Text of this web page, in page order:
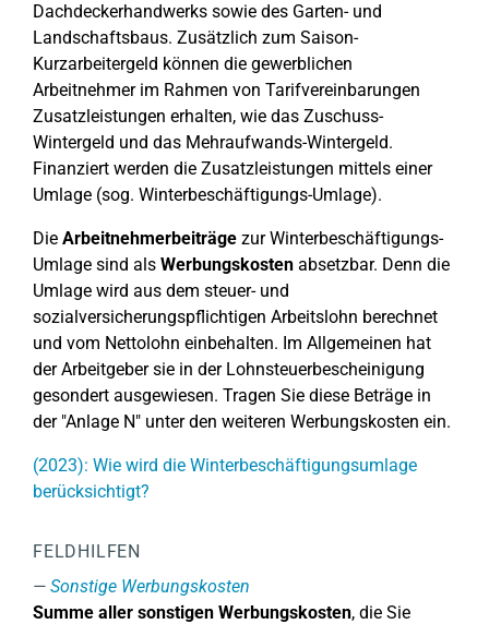
Dachdeckerhandwerks sowie des Garten- und
Landschaftsbaus. Zusätzlich zum Saison-
Kurzarbeitergeld können die gewerblichen
Arbeitnehmer im Rahmen von Tarifvereinbarungen
Zusatzleistungen erhalten, wie das Zuschuss-
Wintergeld und das Mehraufwands-Wintergeld.
Finanziert werden die Zusatzleistungen mittels einer
Umlage (sog. Winterbeschäftigungs-Umlage).
Die Arbeitnehmerbeiträge zur Winterbeschäftigungs-
Umlage sind als Werbungskosten absetzbar. Denn die
Umlage wird aus dem steuer- und
sozialversicherungspflichtigen Arbeitslohn berechnet
und vom Nettolohn einbehalten. Im Allgemeinen hat
der Arbeitgeber sie in der Lohnsteuerbescheinigung
gesondert ausgewiesen. Tragen Sie diese Beträge in
der "Anlage N" unter den weiteren Werbungskosten ein.
(2023): Wie wird die Winterbeschäftigungsumlage
berücksichtigt?
FELDHILFEN
Sonstige Werbungskosten
Summe aller sonstigen Werbungskosten, die Sie